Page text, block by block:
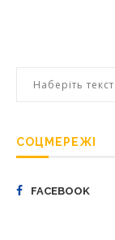
СОЦМЕРЕЖІ
FACEBOOK